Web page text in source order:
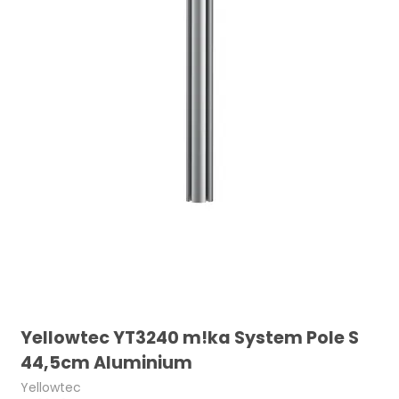
Yellowtec YT3240 m!ka System Pole S
44,5cm Aluminium
Yellowtec